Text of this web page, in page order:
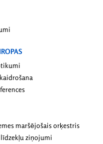
maršējošais orķestris
līdzekļu ziņojumi